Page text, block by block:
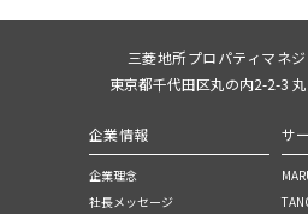
三菱地所プロパティマネ
東京都千代田区丸の内2-2-3
企業情報
企業理念
社長メッセージ
サ